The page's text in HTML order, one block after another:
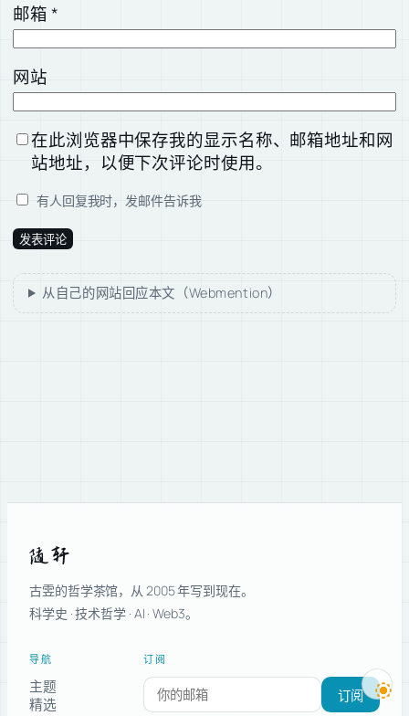
邮箱*
网站
在此浏览器中保存我的显示名称、邮箱地址和网
站地址，以便下次评论时使用。
有人回复我时，发邮件告诉我
从自己的网站回应本文（Webmention）
随轩
古雴的哲学茶馆，从 2005 年写到现在。
科学史 · 技术哲学 · AI · Web3。
导航
主题
精选
订阅
订阅新文章
订阅